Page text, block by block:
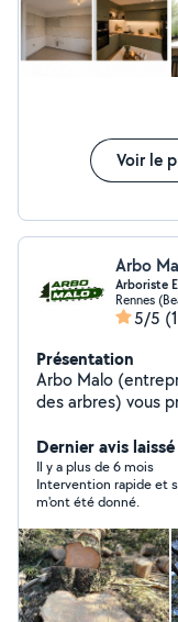
Voir le
Arbo
Arboriste
Rennes
5/5
Présentation
Arbo Malo
des arbres) vous
/
Dernier avis
Il y a plus de 6 mois
Intervention rapide et
m'ont été donné.